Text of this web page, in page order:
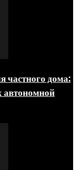
частного дома:
автономной